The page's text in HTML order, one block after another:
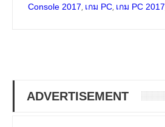
Console 2017, เกม PC, เกม PC 2017
ADVERTISEMENT